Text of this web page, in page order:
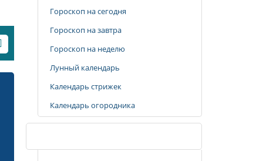
Гороскоп на сегодня
Гороскоп на завтра
Гороскоп на неделю
Лунный календарь
Календарь стрижек
Календарь огородника